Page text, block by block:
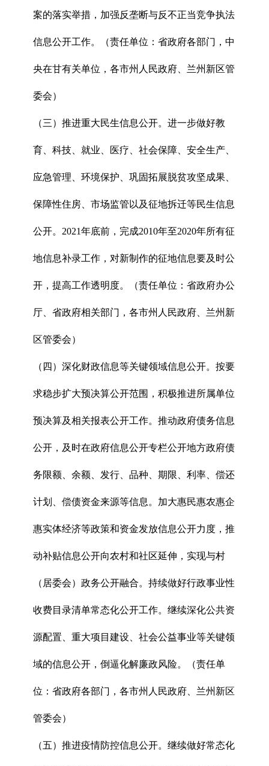
案的落实举措，加强反垄断与反不正当竞争执法
信息公开工作。（责任单位：省政府各部门，中
央在甘有关单位，各市州人民政府、兰州新区管
委会）
（三）推进重大民生信息公开。进一步做好教
育、科技、就业、医疗、社会保障、安全生产、
应急管理、环境保护、巩固拓展脱贫攻坚成果、
保障性住房、市场监管以及征地拆迁等民生信息
公开。2021年底前，完成2010年至2020年所有征
地信息补录工作，对新制作的征地信息要及时公
开，提高工作透明度。（责任单位：省政府办公
厅、省政府相关部门，各市州人民政府、兰州新
区管委会）
（四）深化财政信息等关键领域信息公开。按要
求稳步扩大预决算公开范围，积极推进所属单位
预决算及相关报表公开工作。推动政府债务信息
公开，及时在政府信息公开专栏公开地方政府债
务限额、余额、发行、品种、期限、利率、偿还
计划、偿债资金来源等信息。加大惠民惠农惠企
惠实体经济等政策和资金发放信息公开力度，推
动补贴信息公开向农村和社区延伸，实现与村
（居委会）政务公开融合。持续做好行政事业性
收费目录清单常态化公开工作。继续深化公共资
源配置、重大项目建设、社会公益事业等关键领
域的信息公开，倒逼化解廉政风险。（责任单
位：省政府各部门，各市州人民政府、兰州新区
管委会）
（五）推进疫情防控信息公开。继续做好常态化